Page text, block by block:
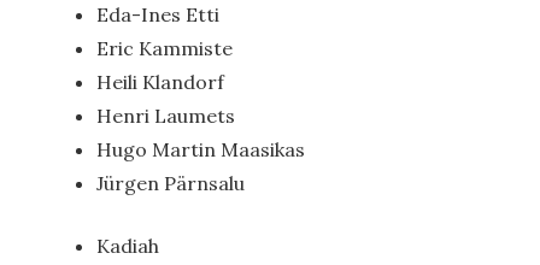
Eda-Ines Etti
Eric Kammiste
Heili Klandorf
Henri Laumets
Hugo Martin Maasikas
Jürgen Pärnsalu
Kadiah